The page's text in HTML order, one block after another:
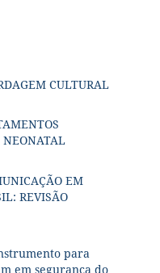
CULTURAL
NEONATAL
EM
REVISÃO
para
em segurança do